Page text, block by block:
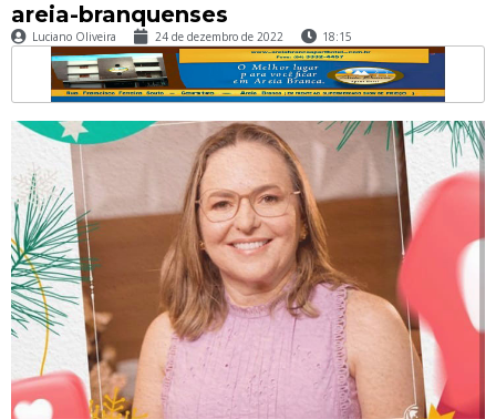
areia-branquenses
Luciano Oliveira 24 de dezembro de 2022 18:15